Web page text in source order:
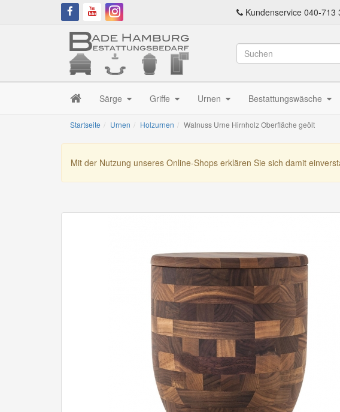
Kundenservice 040-713
Särge Griffe Urnen Bestattungswäsche
Startseite Urnen Holzurnen Walnuss Urne Hirnholz Oberfläche geölt
Mit der Nutzung unseres Online-Shops erklären Sie sich damit